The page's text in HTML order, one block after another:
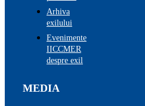
Arhiva
exilului
Evenimente
IICCMER
despre exil
MEDIA